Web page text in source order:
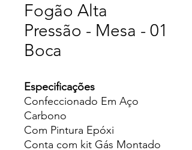
Fogão Alta
Pressão - Mesa - 01
Boca
Especificações
Confeccionado Em Aço
Carbono
Com Pintura Epóxi
Conta com kit Gás Montado